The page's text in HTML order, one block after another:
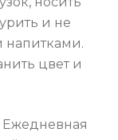
и не
напитками.
цвет и
Ежедневная